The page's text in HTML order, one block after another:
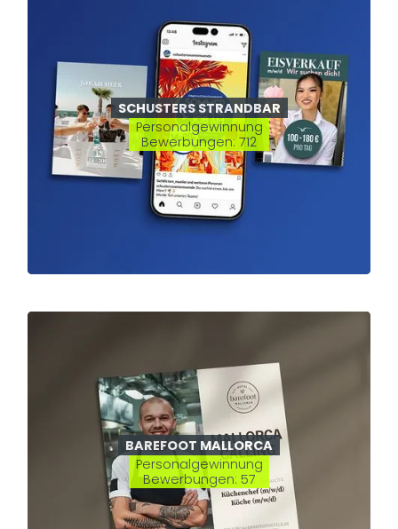
SCHUSTERS STRANDBAR
Personalgewinnung
Bewerbungen: 712
BAREFOOT MALLORCA
Personalgewinnung
Bewerbungen: 57